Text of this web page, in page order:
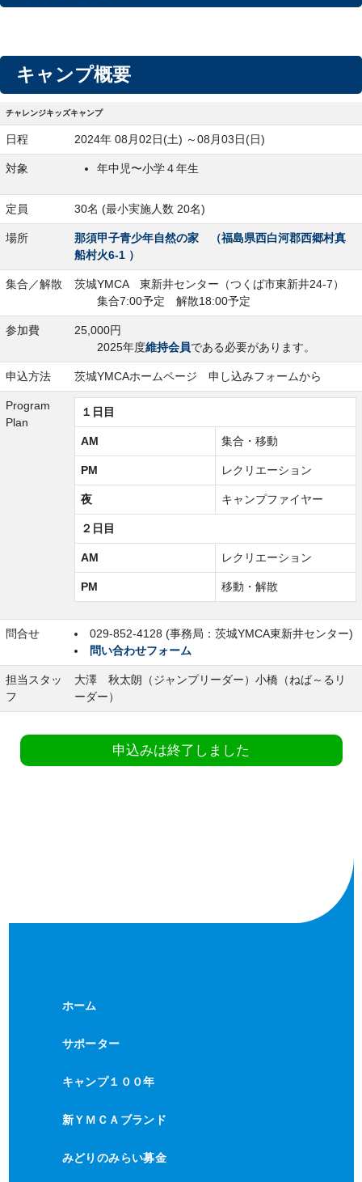
キャンプ概要
チャレンジキッズキャンプ
日程 2024年 08月02日(土) ～08月03日(日)
対象 年中児〜小学４年生
定員 30名 (最小実施人数 20名)
場所
那須甲子青少年自然の家 （福島県西白河郡西郷村真
船村火6-1 ）
集合／解散
茨城YMCA 東新井センター（つくば市東新井24-7）
集合7:00予定 解散18:00予定
参加費
25,000円
2025年度維持会員である必要があります。
申込方法 茨城YMCAホームページ 申し込みフォームから
Program
Plan
１日目
AM 集合・移動
PM レクリエーション
夜 キャンプファイヤー
２日目
AM レクリエーション
PM 移動・解散
問合せ
029-852-4128 (事務局：茨城YMCA東新井センター)
問い合わせフォーム
担当スタッ
フ
大澤 秋太朗（ジャンプリーダー）小橋（ねば～るリ
ーダー）
申込みは終了しました
ホーム
サポーター
キャンプ１００年
新ＹＭＣＡブランド
みどりのみらい募金